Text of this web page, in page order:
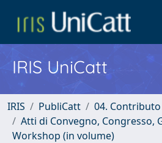
IRIS UniCatt
IRIS PubliCatt
04.
Atti di Convegno, Congresso,
Workshop (in volume)